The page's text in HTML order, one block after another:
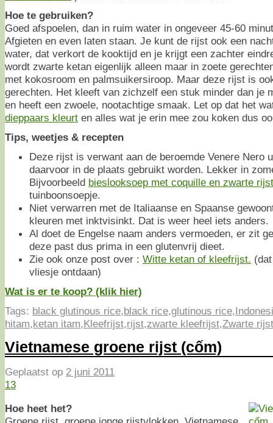
Hoe te gebruiken?
Goed afspoelen, dan in ruim water in ongeveer 45-60
Afgieten en even laten staan. Je kunt de rijst ook een
water, dat verkort de kooktijd en je krijgt een zachter
wordt zwarte ketan eigenlijk alleen maar in zoete
met kokosroom en palmsuikersiroop. Maar deze rijst is
gerechten. Het kleeft van zichzelf een stuk minder dan je
en heeft een zwoele, nootachtige smaak. Let op dat het
dieppaars kleurt en alles wat je erin mee zou koken dus
Tips, weetjes & recepten
Deze rijst is verwant aan de beroemde Venere Nero
daarvoor in de plaats gebruikt worden. Lekker in
Bijvoorbeeld bieslooksoep met coquille en zwarte
tuinboonsoepje.
Niet verwarren met de Italiaanse en Spaanse
kleuren met inktvisinkt. Dat is weer heel iets anders.
Al doet de Engelse naam anders vermoeden, er zit
deze past dus prima in een glutenvrij dieet.
Zie ook onze post over : Witte ketan of kleefrijst.
vliesje ontdaan)
Wat is er te koop? (klik hier)
Tags: black glutinous rice,black rice,glutinous rice,
hitam,ketan itam,Kleefrijst,rijst,zwarte kleefrijst,Zwarte rijst
Vietnamese groene rijst (cốm)
Geplaatst op 2 juni 2011
13
Hoe heet het?